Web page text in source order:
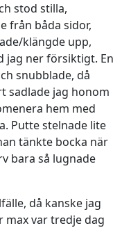
stod stilla,
från båda sidor,
klängde upp,
jag ner försiktigt. En
snubblade, då
sadlade jag honom
hem med
Putte stelnade lite
tänkte bocka när
bara så lugnade
då kanske jag
var tredje dag